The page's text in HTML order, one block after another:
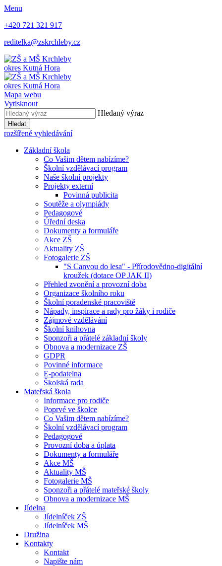
Menu
+420 721 321 917
reditelka@zskrchleby.cz
okres Kutná Hora
okres Kutná Hora
Mapa webu
Vytisknout
Hledaný výraz
Hledat
rozšířené vyhledávání
Základní škola
Co Vašim dětem nabízíme?
Školní vzdělávací program
Naše školní projekty
Projekty externí
Povinná publicita
Soutěže a olympiády
Pedagogové
Úřední deska
Dokumenty a formuláře
Akce ZŠ
Aktuality ZŠ
Fotogalerie ZŠ
"S Canvou do lesa" - Přírodovědno-digitální
kroužek (dotace OP JAK II)
Přehled zvonění a provozní doba
Organizace školního roku
Školní poradenské pracoviště
Nápady, inspirace a rady pro žáky i rodiče
Zájmové vzdělávání
Školní knihovna
Sponzoři a přátelé základní školy
Obnova a modernizace ZŠ
GDPR
Povinné informace
E-podatelna
Školská rada
Mateřská škola
Informace pro rodiče
Poprvé ve školce
Co Vašim dětem nabízíme?
Školní vzdělávací program
Pedagogové
Provozní doba a úplata
Dokumenty a formuláře
Akce MŠ
Aktuality MŠ
Fotogalerie MŠ
Sponzoři a přátelé mateřské školy
Obnova a modernizace MŠ
Jídelna
Jídelníček ZŠ
Jídelníček MŠ
Družina
Kontakty
Kontakt
Napište nám